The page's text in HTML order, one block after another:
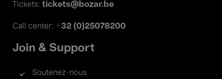
Tickets: tickets@bozar.be
Call center: +32 (0)25078200
Join & Support
Soutenez-nous